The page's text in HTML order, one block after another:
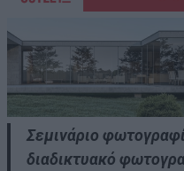
Σεμινάριο
διαδικτυακό